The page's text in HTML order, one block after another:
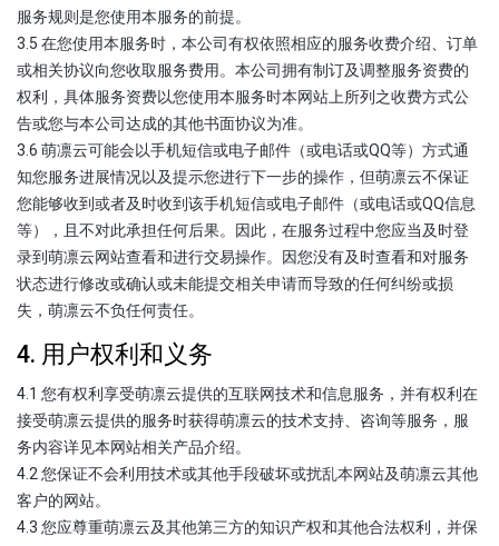
服务规则是您使用本服务的前提。
3.5 在您使用本服务时，本公司有权依照相应的服务收费介绍、订单
或相关协议向您收取服务费用。本公司拥有制订及调整服务资费的
权利，具体服务资费以您使用本服务时本网站上所列之收费方式公
告或您与本公司达成的其他书面协议为准。
3.6 萌凛云可能会以手机短信或电子邮件（或电话或QQ等）方式通
知您服务进展情况以及提示您进行下一步的操作，但萌凛云不保证
您能够收到或者及时收到该手机短信或电子邮件（或电话或QQ信息
等），且不对此承担任何后果。因此，在服务过程中您应当及时登
录到萌凛云网站查看和进行交易操作。因您没有及时查看和对服务
状态进行修改或确认或未能提交相关申请而导致的任何纠纷或损
失，萌凛云不负任何责任。
4. 用户权利和义务
4.1 您有权利享受萌凛云提供的互联网技术和信息服务，并有权利在
接受萌凛云提供的服务时获得萌凛云的技术支持、咨询等服务，服
务内容详见本网站相关产品介绍。
4.2 您保证不会利用技术或其他手段破坏或扰乱本网站及萌凛云其他
客户的网站。
4.3 您应尊重萌凛云及其他第三方的知识产权和其他合法权利，并保